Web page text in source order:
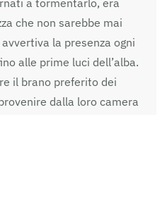
a tormentarlo, era
che non sarebbe mai
la presenza ogni
alle prime luci dell’alba.
il brano preferito dei
dalla loro camera